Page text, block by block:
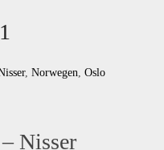
, Norwegen, Oslo
Nisser